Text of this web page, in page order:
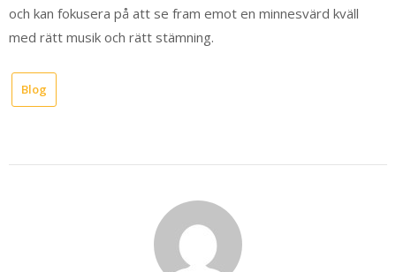
och kan fokusera på att se fram emot en minnesvärd kväll
med rätt musik och rätt stämning.
Blog